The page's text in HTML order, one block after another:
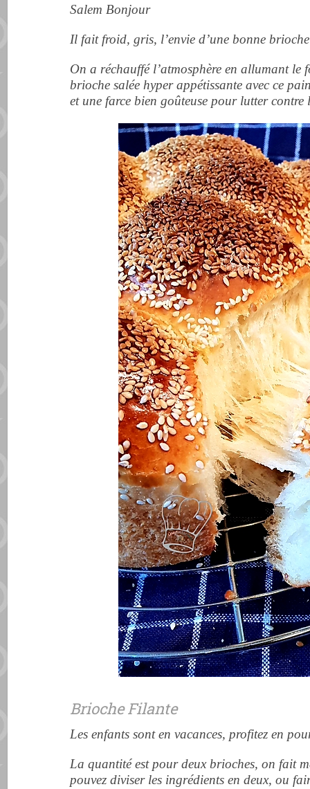
Salem Bonjour
Il fait froid, gris, l’envie d’une bonne
On a réchauffé l’atmosphère en allumant le
brioche salée hyper appétissante avec ce
et une farce bien goûteuse pour lutter contre
Brioche Filante
Les enfants sont en vacances, profitez en
La quantité est pour deux brioches, on fait
pouvez diviser les ingrédients en deux, ou